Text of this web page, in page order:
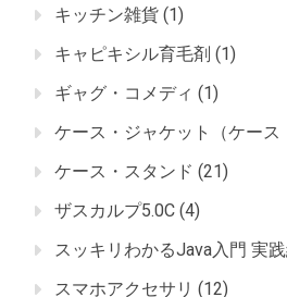
キッチン雑貨 (1)
キャピキシル育毛剤 (1)
ギャグ・コメディ (1)
ケース・ジャケット（ケース
ケース・スタンド (21)
ザスカルプ5.0C (4)
スッキリわかるJava入門 実
スマホアクセサリ (12)